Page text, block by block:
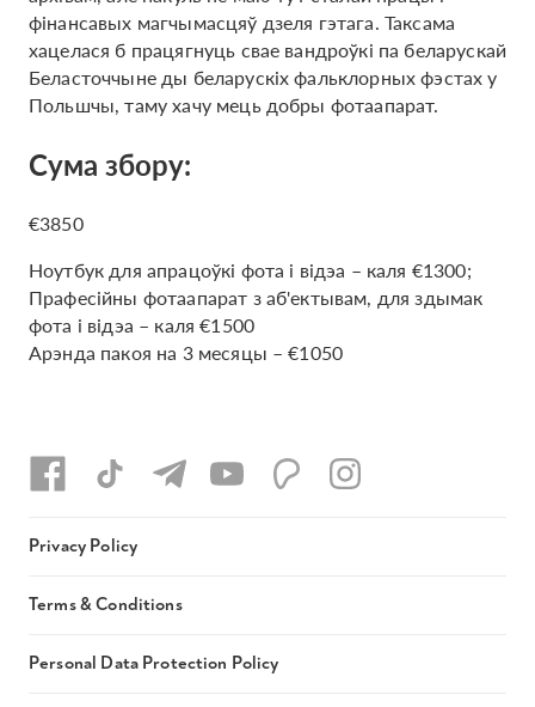
фінансавых магчымасцяў дзеля гэтага. Таксама
хацелася б працягнуць свае вандроўкі па беларускай
Беласточчыне ды беларускіх фальклорных фэстах у
Польшчы, таму хачу мець добры фотаапарат.
Сума збору:
€3850
Ноутбук для апрацоўкі фота і відэа – каля €1300;
Прафесійны фотаапарат з аб'ектывам, для здымак
фота і відэа – каля €1500
Арэнда пакоя на 3 месяцы – €1050
Privacy Policy
Terms & Conditions
Personal Data Protection Policy